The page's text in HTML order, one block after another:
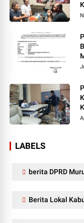
LABELS
berita DPRD Murung
Berita Lokal Kabupaten Barito